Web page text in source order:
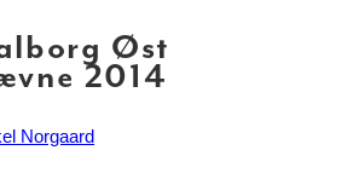
Øst
2014
Norgaard